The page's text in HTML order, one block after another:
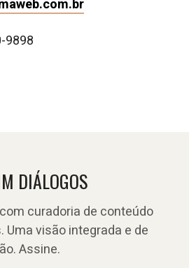
9898
DIÁLOGOS
curadoria de conteúdo
Uma visão integrada e de
Assine.